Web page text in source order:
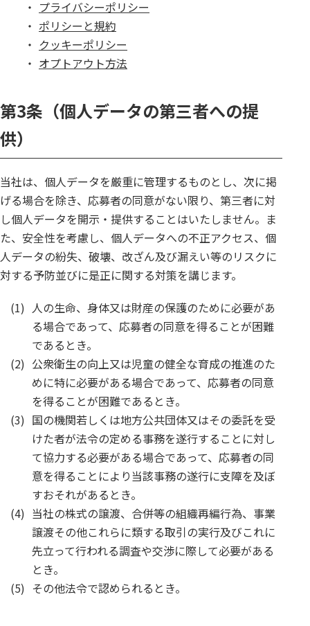
・ プライバシーポリシー
・ ポリシーと規約
・ クッキーポリシー
・ オプトアウト方法
第3条（個人データの第三者への提
供）
当社は、個人データを厳重に管理するものとし、次に掲
げる場合を除き、応募者の同意がない限り、第三者に対
し個人データを開示・提供することはいたしません。ま
た、安全性を考慮し、個人データへの不正アクセス、個
人データの紛失、破壊、改ざん及び漏えい等のリスクに
対する予防並びに是正に関する対策を講じます。
(1) 人の生命、身体又は財産の保護のために必要があ
る場合であって、応募者の同意を得ることが困難
であるとき。
(2) 公衆衛生の向上又は児童の健全な育成の推進のた
めに特に必要がある場合であって、応募者の同意
を得ることが困難であるとき。
(3) 国の機関若しくは地方公共団体又はその委託を受
けた者が法令の定める事務を遂行することに対し
て協力する必要がある場合であって、応募者の同
意を得ることにより当該事務の遂行に支障を及ぼ
すおそれがあるとき。
(4) 当社の株式の譲渡、合併等の組織再編行為、事業
譲渡その他これらに類する取引の実行及びこれに
先立って行われる調査や交渉に際して必要がある
とき。
(5) その他法令で認められるとき。